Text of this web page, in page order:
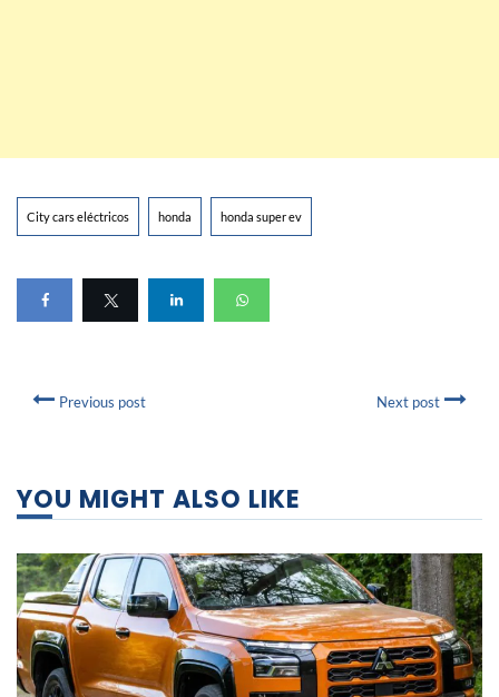
City cars eléctricos honda honda super ev
Previous post Next post
YOU MIGHT ALSO LIKE